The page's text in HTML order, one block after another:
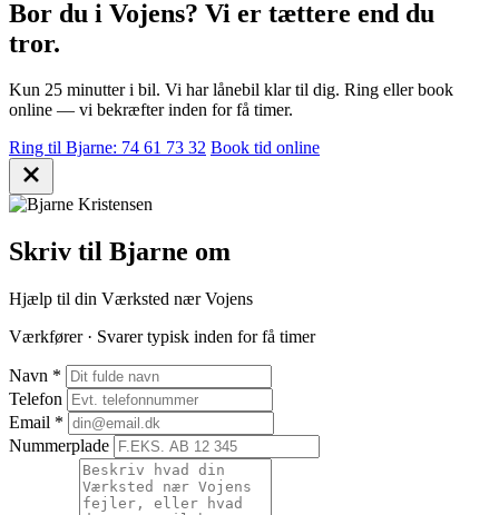
Bor du i Vojens? Vi er tættere end du
tror.
Kun 25 minutter i bil. Vi har lånebil klar til dig. Ring eller book
online — vi bekræfter inden for få timer.
Ring til Bjarne: 74 61 73 32 Book tid online
Skriv til Bjarne om
Hjælp til din Værksted nær Vojens
Værkfører · Svarer typisk inden for få timer
Navn *
Telefon
Email *
Nummerplade